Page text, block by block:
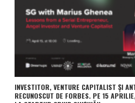
INVESTITOR, VENTURE CAPITALIST ȘI
RECUNOSCUT DE FORBES. PE 15